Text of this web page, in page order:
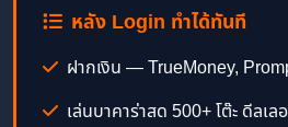
หลัง Login ทำได้ทันที
ฝากเงิน — TrueMoney,
เล่นบาคาร่าสด 500+ โต๊ะ ดีลเล